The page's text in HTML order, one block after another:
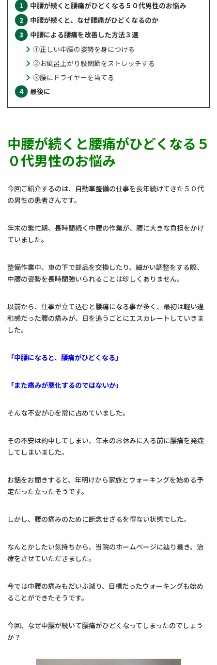
中腰が続くと腰痛がひどくなる５０代男性のお悩み
中腰が続くと、なぜ腰痛がひどくなるのか
中腰による腰痛を改善した方法３選
①正しい中腰の姿勢を身につける
②お風呂上がり股関節をストレッチする
③腰にドライヤーを当てる
最後に
中腰が続くと腰痛がひどくなる５
０代男性のお悩み
今回ご紹介するのは、自動車整備の仕事を長年続けてきた５０代
の男性の患者さんです。
年末の繁忙期、長時間続く中腰の作業が、腰に大きな負担をかけ
ていました。
整備作業中、車の下で部品を交換したり、細かい調整をする際、
中腰の姿勢を長時間強いられることは珍しくありません。
以前から、仕事が立て込むと腰痛になる事が多く、最初は軽い違
和感だった腰の痛みが、日を追うごとにエスカレートしていきま
した。
「中腰になると、腰痛がひどくなる」
「また痛みが悪化するのではないか」
そんな不安が心を常に占めていました。
その不安は的中してしまい、年末のお休みに入る前に腰痛を発症
してしまいました。
お話をお聞きすると、年明けから家族とウォーキングを始める予
定だった立ったそうです。
しかし、腰の痛みのために断念せざるを得ない状態でした。
なんとかしたい気持ちから、当院のホームページに辿り着き、治
療をさせていただきました。
今では中腰の痛みもだいぶ減り、目標だったウォーキングも始め
ることができたそうです。
今回、なぜ中腰が続いて腰痛がひどくなってしまったのでしょう
か？